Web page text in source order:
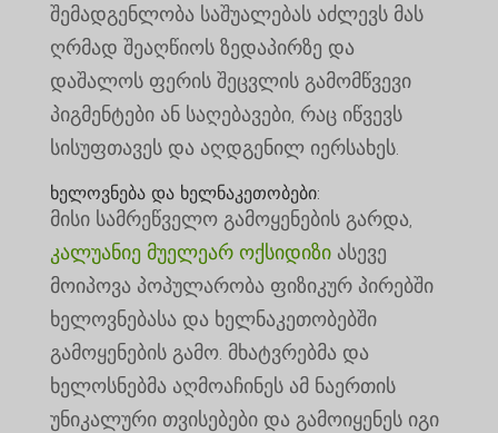
შემადგენლობა საშუალებას აძლევს მას
ღრმად შეაღწიოს ზედაპირზე და
დაშალოს ფერის შეცვლის გამომწვევი
პიგმენტები ან საღებავები, რაც იწვევს
სისუფთავეს და აღდგენილ იერსახეს.
ხელოვნება და ხელნაკეთობები:
მისი სამრეწველო გამოყენების გარდა,
კალუანიე მუელეარ ოქსიდიზიასევე
მოიპოვა პოპულარობა ფიზიკურ პირებში
ხელოვნებასა და ხელნაკეთობებში
გამოყენების გამო. მხატვრებმა და
ხელოსნებმა აღმოაჩინეს ამ ნაერთის
უნიკალური თვისებები და გამოიყენეს იგი